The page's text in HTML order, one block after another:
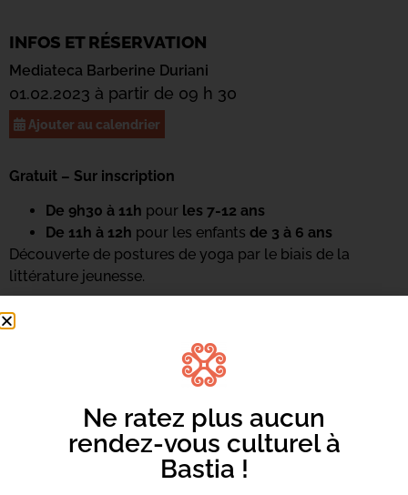
INFOS ET RÉSERVATION
Mediateca Barberine Duriani
01.02.2023 à partir de 09 h 30
Ajouter au calendrier
Gratuit – Sur inscription
De 9h30 à 11h pour les 7-12 ans
De 11h à 12h pour les enfants de 3 à 6 ans
Découverte de postures de yoga par le biais de la
littérature jeunesse.
Renseignements et inscriptions : 04 95 47 47 16 ou
mail ici
Ne ratez plus aucun
rendez-vous culturel à
Bastia !